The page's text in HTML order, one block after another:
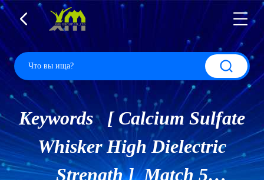
Keywords [ Calcium Sulfate
Whisker High Dielectric
Strength ] Match 5